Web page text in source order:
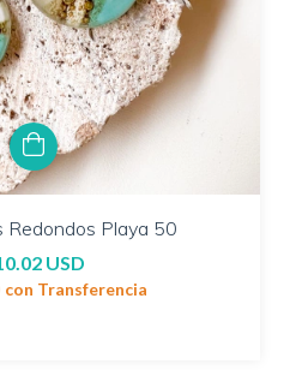
Redondos Playa 50
USD
con Transferencia